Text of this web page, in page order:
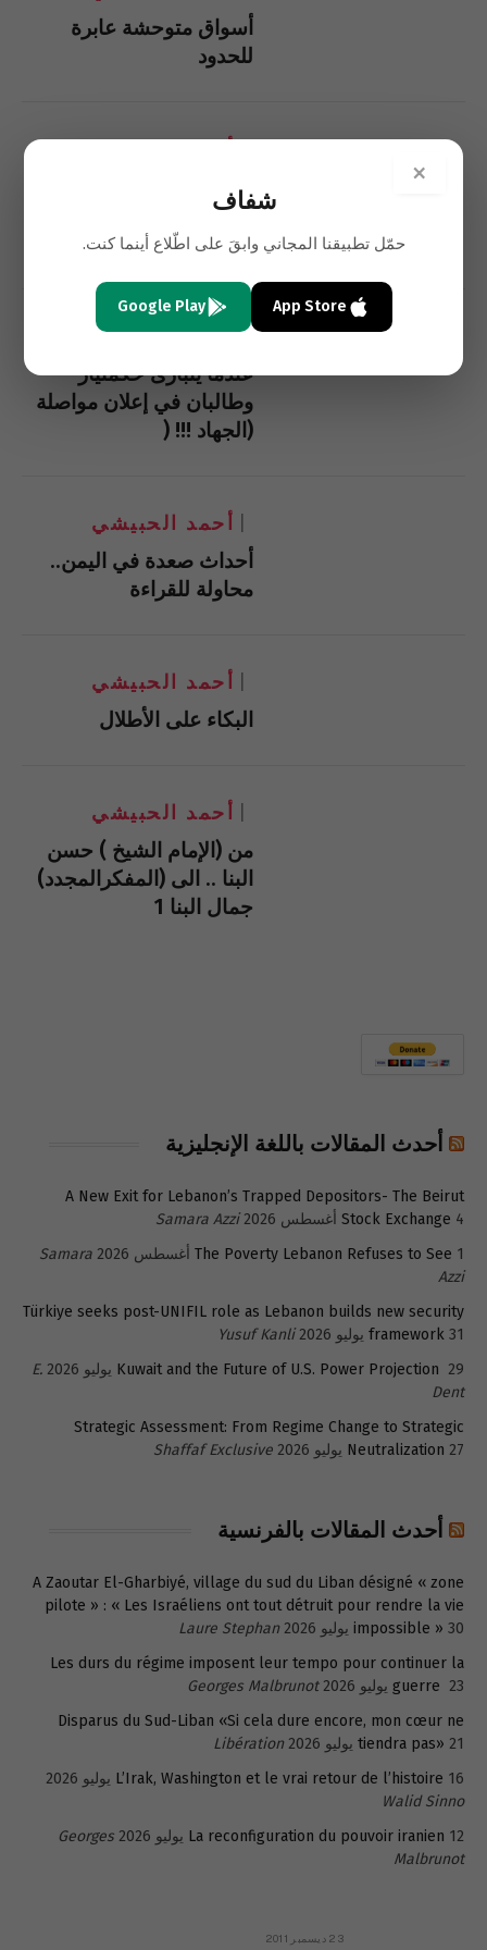
أسواق متوحشة عابرة
للحدود
عندما يتبارى حكمتيار
وطالبان في إعلان مواصلة
(الجهاد) !!!
أحمد الحبيشي
عندما يتبارى حكمتيار
وطالبان في إعلان مواصلة
(الجهاد !!! (
أحمد الحبيشي
أحداث صعدة في اليمن..
محاولة للقراءة
أحمد الحبيشي
البكاء على الأطلال
أحمد الحبيشي
من (الإمام الشيخ ) حسن
البنا .. الى (المفكرالمجدد)
جمال البنا 1
أحدث المقالات باللغة الإنجليزية
A New Exit for Lebanon’s Trapped Depositors- The Beirut
Stock Exchange 4 أغسطس 2026
Samara Azzi
The Poverty Lebanon Refuses to See 1 أغسطس 2026
Samara
Azzi
Türkiye seeks post-UNIFIL role as Lebanon builds new security
framework 31 يوليو 2026
Yusuf Kanli
Kuwait and the Future of U.S. Power Projection 29 يوليو 2026
E.
Dent
Strategic Assessment: From Regime Change to Strategic
Neutralization 27 يوليو 2026 Shaffaf Exclusive
أحدث المقالات بالفرنسية
A Zaoutar El-Gharbiyé, village du sud du Liban désigné « zone
pilote » : « Les Israéliens ont tout détruit pour rendre la vie
impossible » 30 يوليو 2026
Laure Stephan
Les durs du régime imposent leur tempo pour continuer la
guerre 23 يوليو 2026
Georges Malbrunot
Disparus du Sud-Liban «Si cela dure encore, mon cœur ne
tiendra pas» 21 يوليو 2026
Libération
L’Irak, Washington et le vrai retour de l’histoire 16 يوليو 2026
Walid Sinno
La reconfiguration du pouvoir iranien 12 يوليو 2026
Georges
Malbrunot
23 ديسمبر 2011
×
شفاف
حمّل تطبيقنا المجاني وابقَ على اطّلاع أينما كنت.
App Store
Google Play